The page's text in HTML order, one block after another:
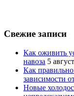
Свежие записи
Как оживить
навоза 5
Как
зависимости
Новые